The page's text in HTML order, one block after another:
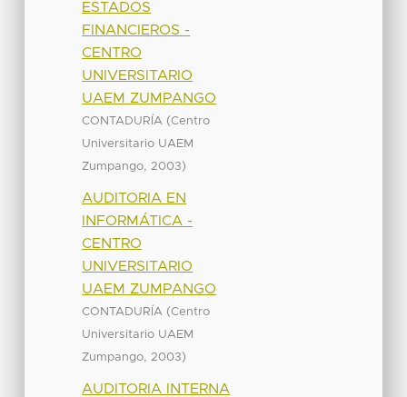
ESTADOS
FINANCIEROS -
CENTRO
UNIVERSITARIO
UAEM ZUMPANGO
CONTADURÍA (Centro
Universitario UAEM
Zumpango, 2003)
AUDITORIA EN
INFORMÁTICA -
CENTRO
UNIVERSITARIO
UAEM ZUMPANGO
CONTADURÍA (Centro
Universitario UAEM
Zumpango, 2003)
AUDITORIA INTERNA